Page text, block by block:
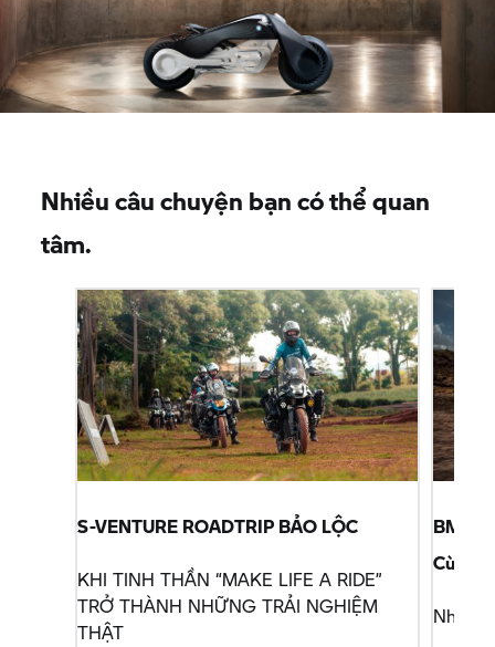
Nhiều câu chuyện bạn có thể quan
tâm.
S-VENTURE ROADTRIP BẢO LỘC
KHI TINH THẦN “MAKE LIFE A RIDE”
TRỞ THÀNH NHỮNG TRẢI NGHIỆM
THẬT
BMW
Cùng
Nha